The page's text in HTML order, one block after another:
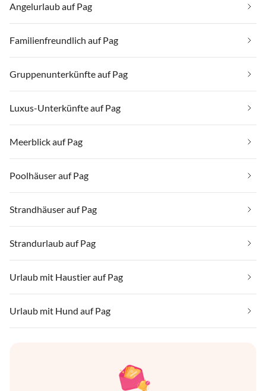
Angelurlaub auf Pag
Familienfreundlich auf Pag
Gruppenunterkünfte auf Pag
Luxus-Unterkünfte auf Pag
Meerblick auf Pag
Poolhäuser auf Pag
Strandhäuser auf Pag
Strandurlaub auf Pag
Urlaub mit Haustier auf Pag
Urlaub mit Hund auf Pag